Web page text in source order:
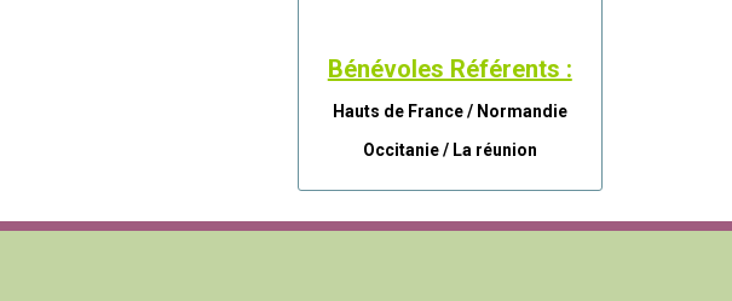
Bénévoles Référents :
Hauts de France / Normandie
Occitanie / La réunion